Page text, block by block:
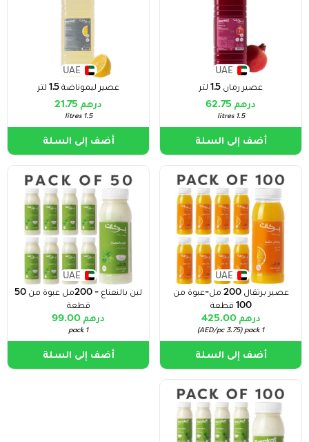
UAE
عصير رمان 1.5 لتر
درهم 62.75
1.5 litres
أضف إلى السلة
UAE
عصير ليموناضة 1.5 لتر
درهم 21.75
1.5 litres
أضف إلى السلة
UAE
عصير برتقال 200 مل-عبوة من
100 قطعة
درهم 425.00
1 pack
(
3.75 AED/pc
)
أضف إلى السلة
UAE
لبن بالنعناع - 200مل عبوة من 50
قطعة
درهم 99.00
1 pack
أضف إلى السلة